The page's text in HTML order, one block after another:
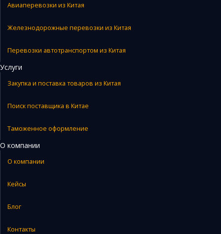
Авиаперевозки из Китая
Железнодорожные перевозки из Китая
Перевозки автотранспортом из Китая
Услуги
Закупка и поставка товаров из Китая
Поиск поставщика в Китае
Таможенное оформление
О компании
О компании
Кейсы
Блог
Контакты